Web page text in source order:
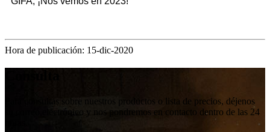
Hora de publicación: 15-dic-2020
Para consultas sobre nuestros productos o lista de precios, déjenos
su correo electrónico y nos pondremos en contacto dentro de las 24